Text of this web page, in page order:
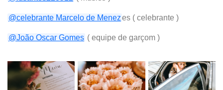
@celebrante Marcelo de Menezes ( celebrante )
@João Oscar Gomes ( equipe de garçom )